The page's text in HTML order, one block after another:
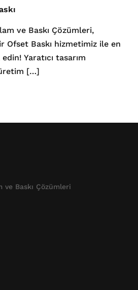
ve Baskı Çözümleri,
Ofset Baskı hizmetimiz ile en
Yaratıcı tasarım
üretim […]
ve Baskı Çözümleri